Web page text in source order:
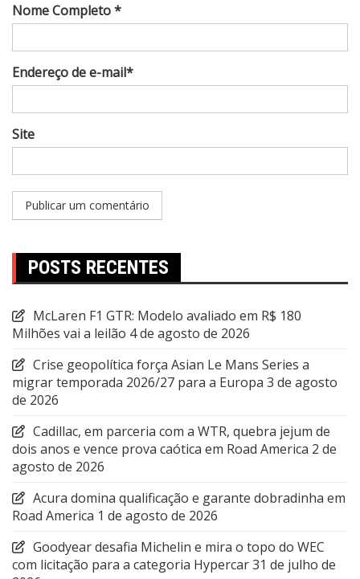
Nome Completo *
Endereço de e-mail*
Site
POSTS RECENTES
McLaren F1 GTR: Modelo avaliado em R$ 180
Milhões vai a leilão 4 de agosto de 2026
Crise geopolítica força Asian Le Mans Series a
migrar temporada 2026/27 para a Europa 3 de agosto
de 2026
Cadillac, em parceria com a WTR, quebra jejum de
dois anos e vence prova caótica em Road America 2 de
agosto de 2026
Acura domina qualificação e garante dobradinha em
Road America 1 de agosto de 2026
Goodyear desafia Michelin e mira o topo do WEC
com licitação para a categoria Hypercar31 de julho de